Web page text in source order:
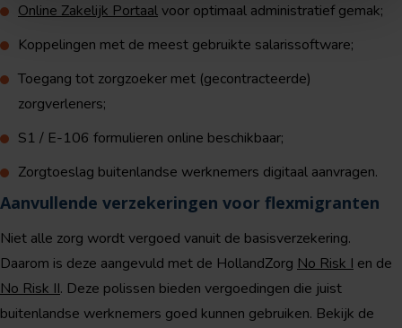
Online Zakelijk Portaalvoor optimaal administratief gemak;
Koppelingen met de meest gebruikte salarissoftware;
Toegang tot zorgzoeker met (gecontracteerde)
zorgverleners;
S1 / E-106 formulieren online beschikbaar;
Zorgtoeslag buitenlandse werknemers digitaal aanvragen.
Aanvullende verzekeringen voor flexmigranten
Niet alle zorg wordt vergoed vanuit de basisverzekering.
Daarom is deze aangevuld met de HollandZorg No Risk I en de
No Risk II. Deze polissen bieden vergoedingen die juist
buitenlandse werknemers goed kunnen gebruiken. Bekijk de